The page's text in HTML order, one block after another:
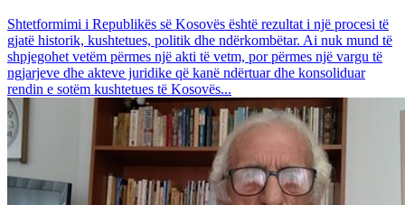
Shtetformimi i Republikës së Kosovës është rezultat i një procesi të
gjatë historik, kushtetues, politik dhe ndërkombëtar. Ai nuk mund të
shpjegohet vetëm përmes një akti të vetm, por përmes një vargu të
ngjarjeve dhe akteve juridike që kanë ndërtuar dhe konsoliduar
rendin e sotëm kushtetues të Kosovës...